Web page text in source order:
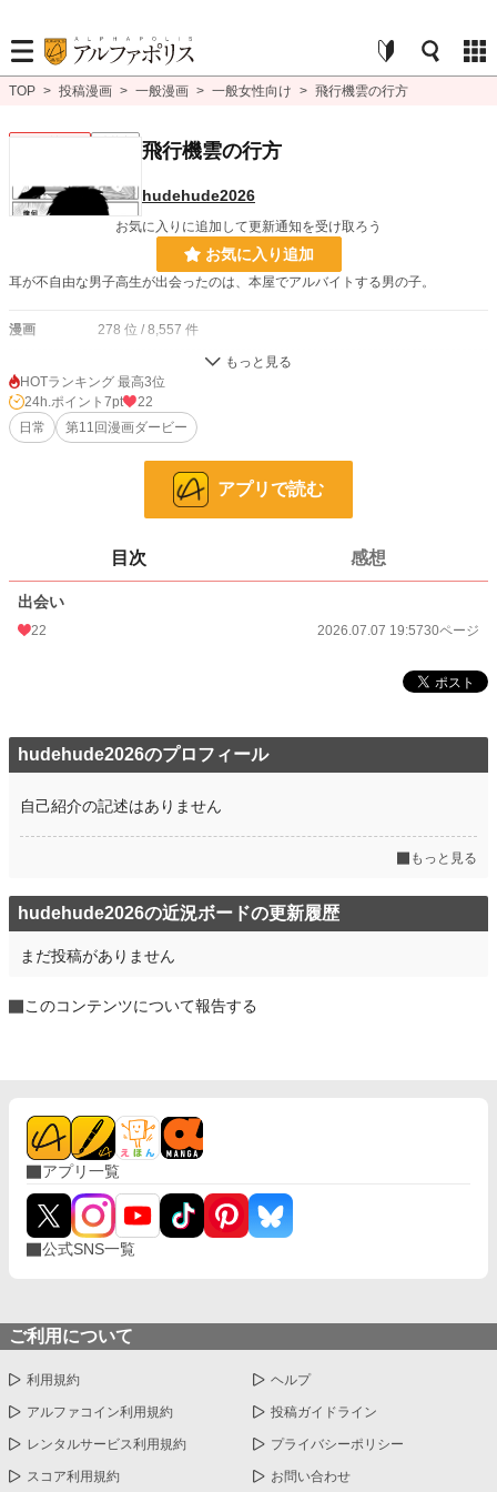
TOP > 投稿漫画 > 一般漫画 > 一般女性向け > 飛行機雲の行方
飛行機雲の行方
hudehude2026
お気に入りに追加して更新通知を受け取ろう
お気に入り追加
耳が不自由な男子高生が出会ったのは、本屋でアルバイトする男の子。
漫画 278 位 / 8,557 件
お気に入り 4
24h.ポイント 7 pt
2026.07.07 19:57
週間ポイント
月間ポイント
HOTランキング 最高3位
24h.ポイント 7pt
22
日常
第11回漫画ダービー
アプリで読む
目次 感想
出会い
22 2026.07.07 19:5730ページ
hudehude2026のプロフィール
自己紹介の記述はありません
もっと見る
hudehude2026の近況ボードの更新履歴
まだ投稿がありません
このコンテンツについて報告する
アプリ一覧
公式SNS一覧
ご利用について
利用規約 ヘルプ
アルファコイン利用規約 投稿ガイドライン
レンタルサービス利用規約 プライバシーポリシー
スコア利用規約 お問い合わせ